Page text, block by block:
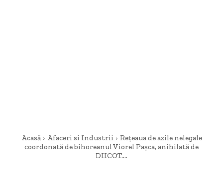
Acasă Afaceri si Industrii
Rețeaua de azile nelegale
coordonată de bihoreanul Viorel Pașca, anihilată de
DIICOT....